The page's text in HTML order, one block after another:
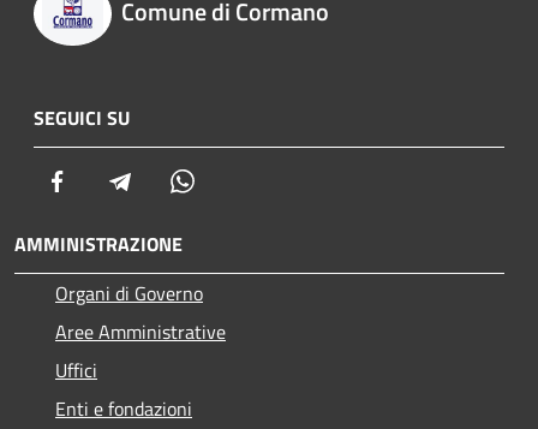
Comune di Cormano
SEGUICI SU
Facebook Telegram
AMMINISTRAZIONE
Organi di Governo
Aree Amministrative
Uffici
Enti e fondazioni